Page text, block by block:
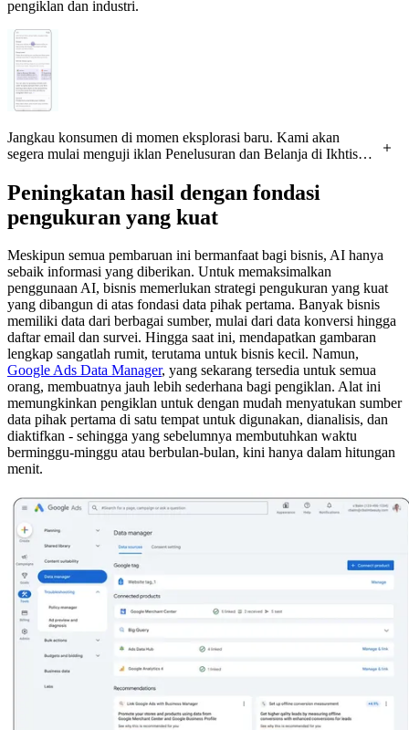
pengiklan dan industri.
Jangkau konsumen di momen eksplorasi baru. Kami akan
segera mulai menguji iklan Penelusuran dan Belanja di Ikhtisar
Peningkatan hasil dengan fondasi
pengukuran yang kuat
Meskipun semua pembaruan ini bermanfaat bagi bisnis, AI hanya
sebaik informasi yang diberikan. Untuk memaksimalkan
penggunaan AI, bisnis memerlukan strategi pengukuran yang kuat
yang dibangun di atas fondasi data pihak pertama. Banyak bisnis
memiliki data dari berbagai sumber, mulai dari data konversi hingga
daftar email dan survei. Hingga saat ini, mendapatkan gambaran
lengkap sangatlah rumit, terutama untuk bisnis kecil. Namun,
Google Ads Data Manager, yang sekarang tersedia untuk semua
orang, membuatnya jauh lebih sederhana bagi pengiklan. Alat ini
memungkinkan pengiklan untuk dengan mudah menyatukan sumber
data pihak pertama di satu tempat untuk digunakan, dianalisis, dan
diaktifkan - sehingga yang sebelumnya membutuhkan waktu
berminggu-minggu atau berbulan-bulan, kini hanya dalam hitungan
menit.